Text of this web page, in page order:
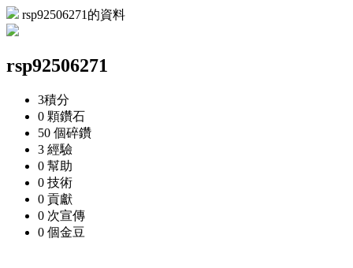
rsp92506271的資料
rsp92506271
3積分
0 顆鑽石
50 個碎鑽
3 經驗
0 幫助
0 技術
0 貢獻
0 次宣傳
0 個金豆